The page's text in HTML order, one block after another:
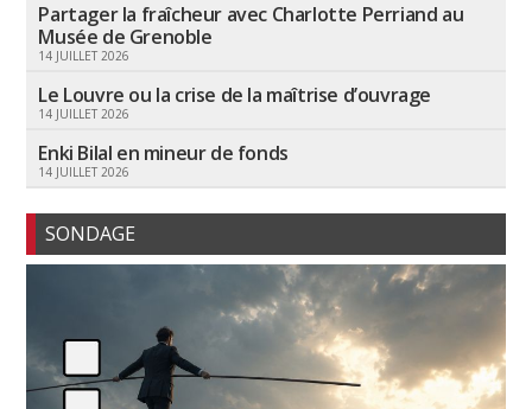
Partager la fraîcheur avec Charlotte Perriand au
Musée de Grenoble
14 JUILLET 2026
Le Louvre ou la crise de la maîtrise d’ouvrage
14 JUILLET 2026
Enki Bilal en mineur de fonds
14 JUILLET 2026
SONDAGE